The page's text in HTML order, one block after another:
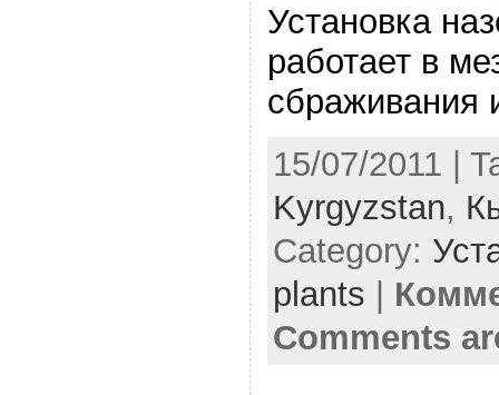
Установка
работает в
15/07/2011 |
Kyrgyzstan,
Category:
plants |
Comments